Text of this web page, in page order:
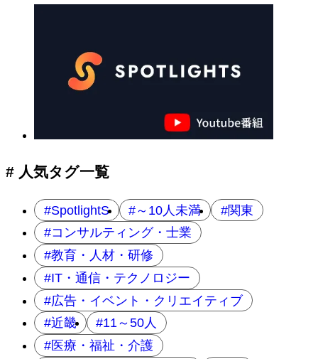
# 人気タグ一覧
SpotlightS ～10人未満
関東
コンサルティング・士業
教育・人材・研修
IT・通信・テクノロジー
広告・イベント・クリエイティブ
近畿
11～50人
医療・福祉・介護